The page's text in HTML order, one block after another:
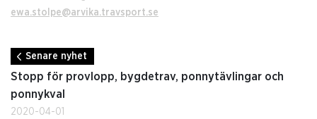
ewa.stolpe@arvika.travsport.se
Senare nyhet
Stopp för provlopp, bygdetrav, ponnytävlingar och
ponnykval
2020-04-01